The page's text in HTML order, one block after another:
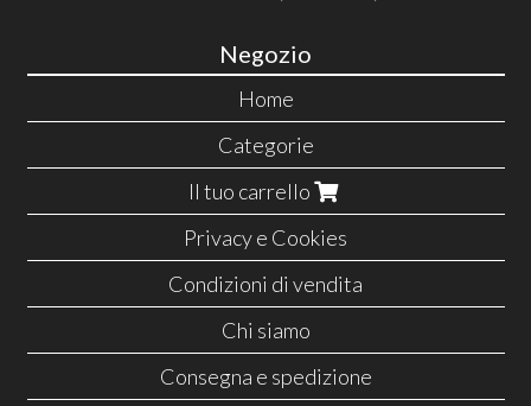
Negozio
Home
Categorie
Il tuo carrello
Privacy e Cookies
Condizioni di vendita
Chi siamo
Consegna e spedizione